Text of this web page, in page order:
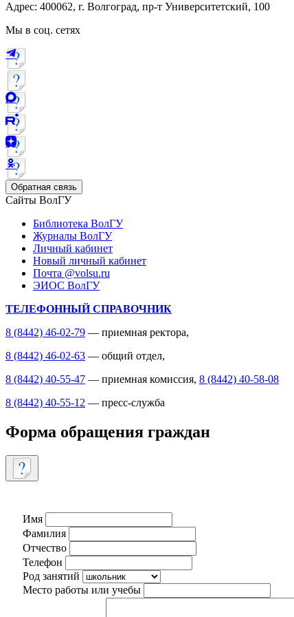
Адрес: 400062, г. Волгоград, пр-т Университетский, 100
Мы в соц. сетях
Обратная связь
Сайты ВолГУ
Библиотека ВолГУ
Журналы ВолГУ
Личный кабинет
Новый личный кабинет
Почта @volsu.ru
ЭИОС ВолГУ
ТЕЛЕФОННЫЙ СПРАВОЧНИК
8 (8442) 46-02-79 — приемная ректора,
8 (8442) 46-02-63 — общий отдел,
8 (8442) 40-55-47 — приемная комиссия, 8 (8442) 40-58-08
8 (8442) 40-55-12 — пресс-служба
Форма обращения граждан
Имя
Фамилия
Отчество
Телефон
Род занятий
Место работы или учебы